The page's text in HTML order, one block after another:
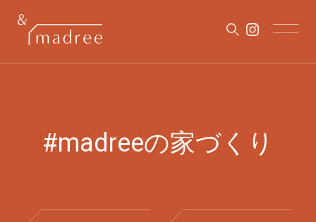
#madreeの家づくり